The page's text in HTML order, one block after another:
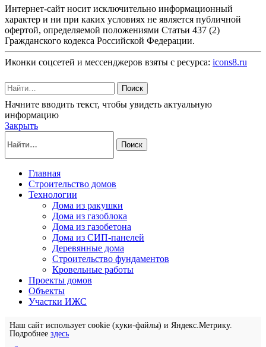
Интернет-сайт носит исключительно информационный
характер и ни при каких условиях не является публичной
офертой, определяемой положениями Статьи 437 (2)
Гражданского кодекса Российской Федерации.
Иконки соцсетей и мессенджеров взяты с ресурса: icons8.ru
Поиск
Начните вводить текст, чтобы увидеть актуальную
информацию
Закрыть
Поиск
Главная
Строительство домов
Технологии
Дома из ракушки
Дома из газоблока
Дома из газобетона
Дома из СИП-панелей
Деревянные дома
Строительство фундаментов
Кровельные работы
Проекты домов
Объекты
Участки ИЖС
Наш сайт использует cookie (куки-файлы) и Яндекс.Метрику.
Подробнее здесь